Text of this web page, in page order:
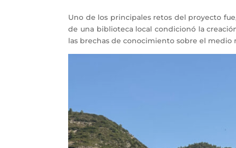
Uno de los principales retos del proyecto
de una biblioteca local condicionó la
las brechas de conocimiento sobre el medio